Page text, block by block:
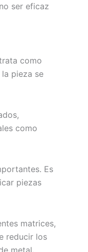
ser eficaz
como
pieza se
como
Es
piezas
matrices,
reducir los
metal.